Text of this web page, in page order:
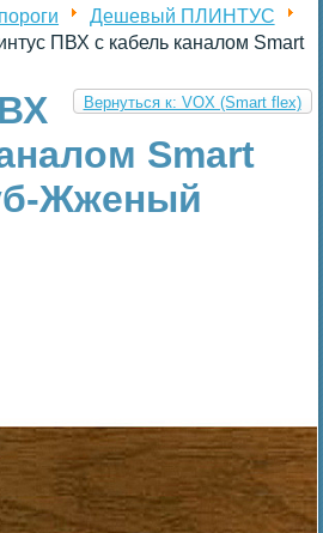
Дешевый ПЛИНТУС
ПВХ с кабель каналом Smart
Вернуться к: VOX (Smart flex)
Smart
Жженый